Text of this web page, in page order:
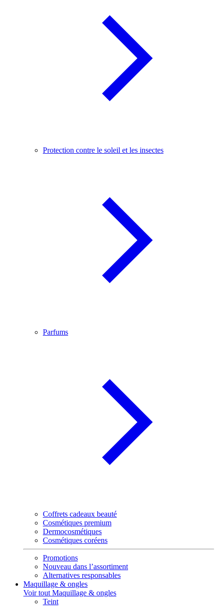
Protection contre le soleil et les insectes
Parfums
Coffrets cadeaux beauté
Cosmétiques premium
Dermocosmétiques
Cosmétiques coréens
Promotions
Nouveau dans l’assortiment
Alternatives responsables
Maquillage & ongles
Voir tout Maquillage & ongles
Teint